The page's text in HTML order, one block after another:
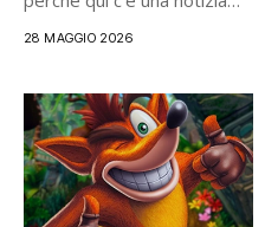
28 MAGGIO 2026